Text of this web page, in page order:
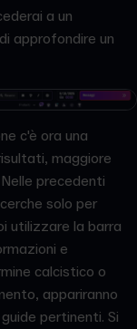
a un
approfondire un
c'è ora una
maggiore
precedenti
solo per
utilizzare la barra
e
calcistico o
appariranno
pertinenti. Si